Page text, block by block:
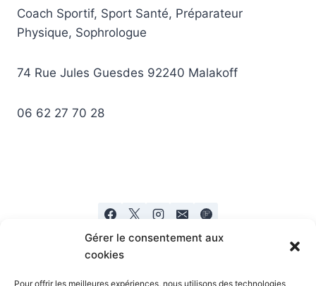
Gérer le consentement aux
cookies
Pour offrir les meilleures expériences, nous utilisons des technologies
Coach Sportif, Sport Santé, Préparateur
Physique, Sophrologue
74 Rue Jules Guesdes 92240 Malakoff
06 62 27 70 28